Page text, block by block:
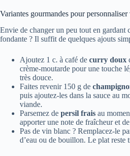
Variantes gourmandes pour
Envie de changer un peu tout en gardant
fondante ? Il suffit de quelques ajouts
Ajoutez 1 c. à café de curry doux
crème-moutarde pour une touche
très douce.
Faites revenir 150 g de
puis ajoutez-les dans la sauce au
viande.
Parsemez de persil frais au
apporter une note de fraîcheur et
Pas de vin blanc ? Remplacez-le
d’eau ou de bouillon. Le plat reste